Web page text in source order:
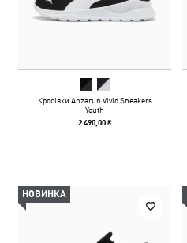
Кросівки Anzarun Vivid Sneakers
Youth
2 490,00 ₴
НОВИНКА